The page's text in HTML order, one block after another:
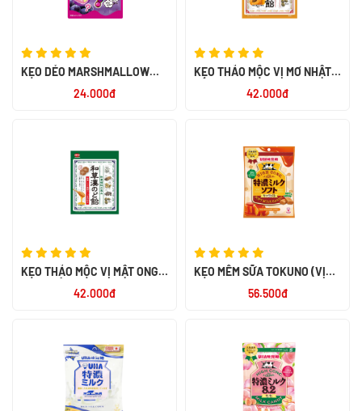
KẸO DẺO MARSHMALLOW
24.000đ
KẸO THẢO MỘC VỊ MƠ NHẬT
42.000đ
KẸO THẢO MỘC VỊ MẬT ONG
42.000đ
KẸO MỀM SỮA TOKUNO (VỊ
56.500đ